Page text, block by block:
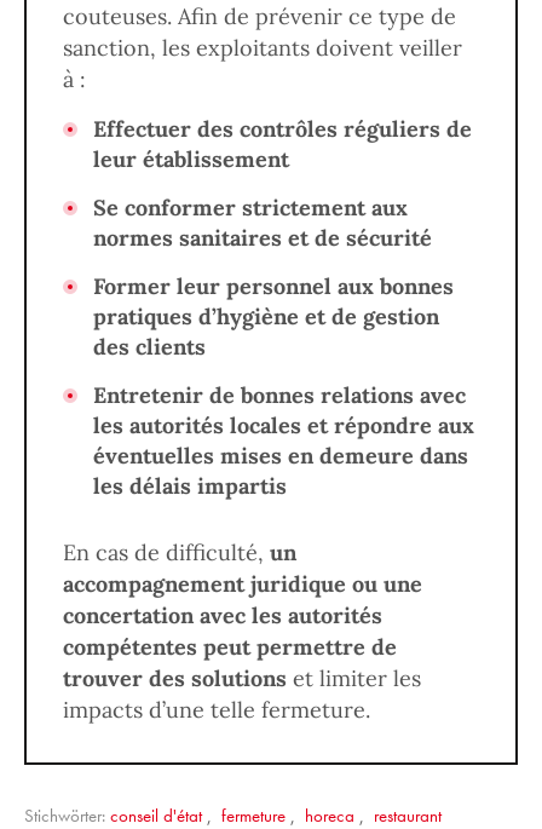
couteuses. Afin de prévenir ce type de
sanction, les exploitants doivent veiller
à :
Effectuer des contrôles réguliers de
leur établissement
Se conformer strictement aux
normes sanitaires et de sécurité
Former leur personnel aux bonnes
pratiques d’hygiène et de gestion
des clients
Entretenir de bonnes relations avec
les autorités locales et répondre aux
éventuelles mises en demeure dans
les délais impartis
En cas de difficulté, un
accompagnement juridique ou une
concertation avec les autorités
compétentes peut permettre de
trouver des solutions et limiter les
impacts d’une telle fermeture.
Stichwörter: conseil d'état, fermeture , horeca , restaurant